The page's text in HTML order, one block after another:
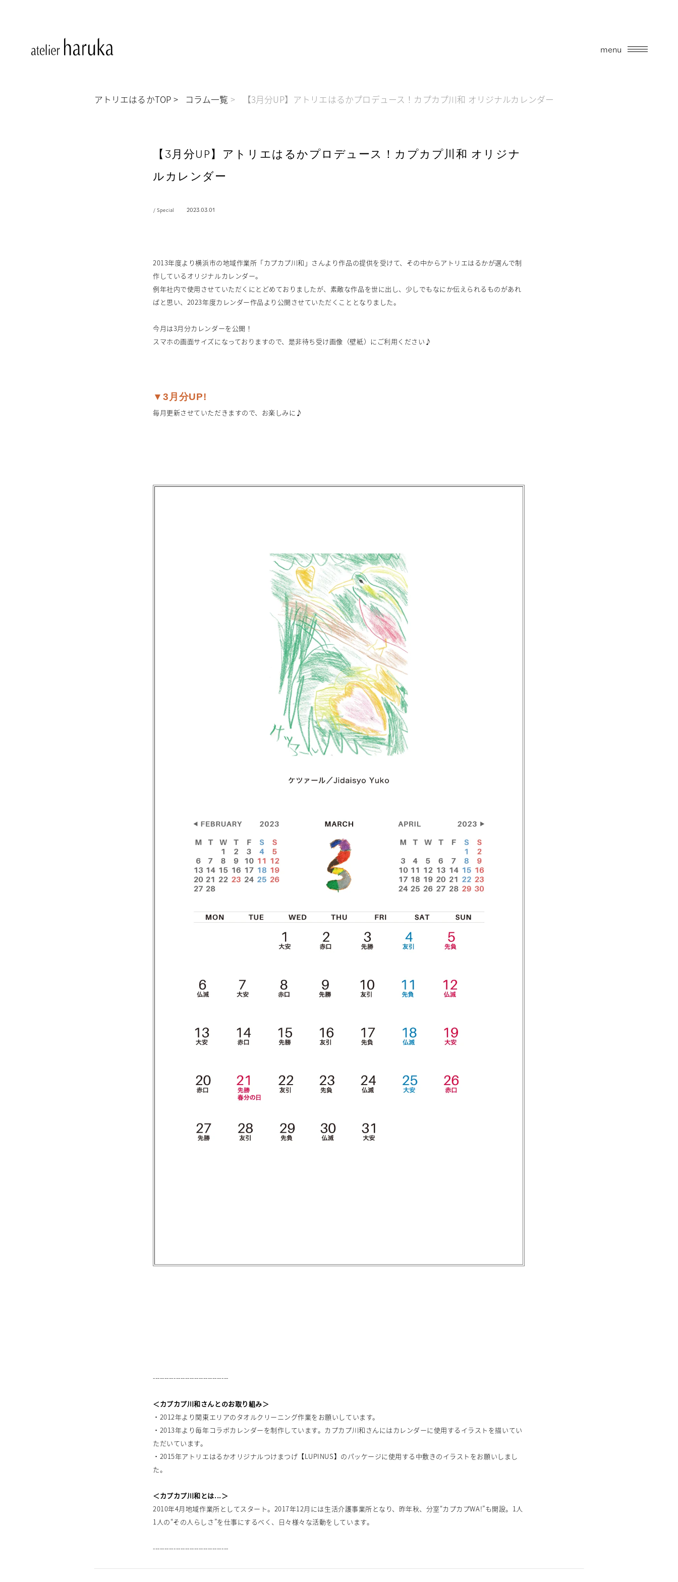
menu
アトリエはるかTOP コラム一覧 【3月分UP】アトリエはるかプロデュース！カプカプ川和 オリジナルカレンダー
【3月分UP】アトリエはるかプロデュース！カプカプ川和 オリジナ
ルカレンダー
/ Special 2023.03.01
2013年度より横浜市の地域作業所「カプカプ川和」さんより作品の提供を受けて、その中からアトリエはるかが選んで制
作しているオリジナルカレンダー。
例年社内で使用させていただくにとどめておりましたが、素敵な作品を世に出し、少しでもなにか伝えられるものがあれ
ばと思い、2023年度カレンダー作品より公開させていただくこととなりました。
今月は3月分カレンダーを公開！
スマホの画面サイズになっておりますので、是非待ち受け画像（壁紙）にご利用ください♪
▼3月分UP!
毎月更新させていただきますので、お楽しみに♪
---------------------------------
＜カプカプ川和さんとのお取り組み＞
・2012年より関東エリアのタオルクリーニング作業をお願いしています。
・2013年より毎年コラボカレンダーを制作しています。カプカプ川和さんにはカレンダーに使用するイラストを描いてい
ただいています。
・2015年アトリエはるかオリジナルつけまつげ【LUPINUS】のパッケージに使用する中敷きのイラストをお願いしまし
た。
＜カプカプ川和とは...＞
2010年4月地域作業所としてスタート。2017年12月には生活介護事業所となり、昨年秋、分室“カプカプWA!”も開設。1人
1人の“その人らしさ”を仕事にするべく、日々様々な活動をしています。
---------------------------------